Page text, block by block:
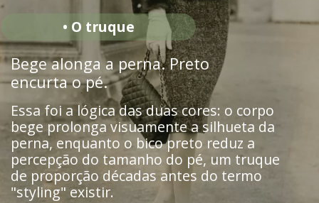
Bege alonga a perna. Preto
encurta o pé.
• O truque
Essa foi a lógica das duas cores: o corpo
bege prolonga visuamente a silhueta da
perna, enquanto o bico preto reduz a
percepção do tamanho do pé, um truque
de proporção décadas antes do termo
"styling" existir.